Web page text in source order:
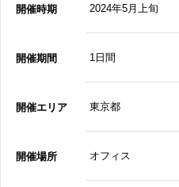
開催時期 2024年5月上旬
開催期間 1日間
開催エリア 東京都
開催場所 オフィス